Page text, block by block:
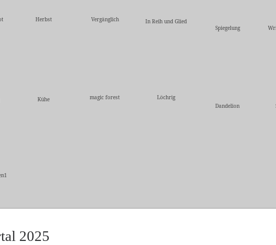
Herbst Vergänglich
In Reih und Glied
Spiegelung
Kühe magic forest
Löchrig
Dandelion
2025